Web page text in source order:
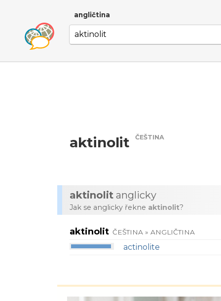
angličtina
aktinolit ČEŠTINA
aktinolit anglicky
Jak se anglicky řekne aktinolit?
aktinolit ČEŠTINA » ANGLIČTINA
actinolite